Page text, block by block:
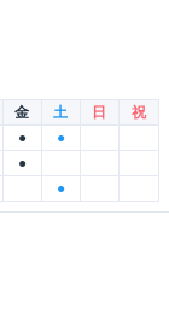
金 土 日
祝
●
●
●
●